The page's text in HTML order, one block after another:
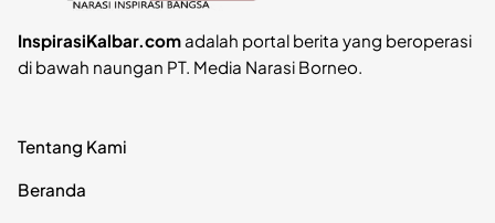
InspirasiKalbar.comadalah portal berita yang beroperasi
di bawah naungan PT. Media Narasi Borneo.
Tentang Kami
Beranda